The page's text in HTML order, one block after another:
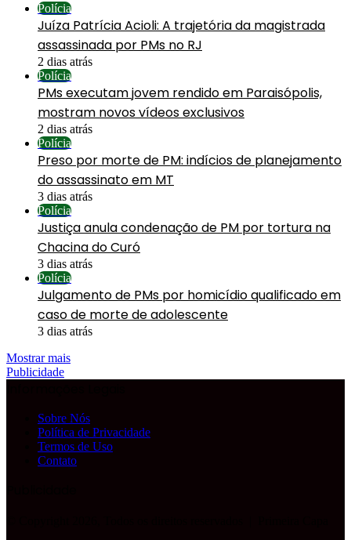
Polícia
Juíza Patrícia Acioli: A trajetória da magistrada
assassinada por PMs no RJ
2 dias atrás
Polícia
PMs executam jovem rendido em Paraisópolis,
mostram novos vídeos exclusivos
2 dias atrás
Polícia
Preso por morte de PM: indícios de planejamento
do assassinato em MT
3 dias atrás
Polícia
Justiça anula condenação de PM por tortura na
Chacina do Curó
3 dias atrás
Polícia
Julgamento de PMs por homicídio qualificado em
caso de morte de adolescente
3 dias atrás
Mostrar mais
Publicidade
Sobre Nós
Política de Privacidade
Termos de Uso
Contato